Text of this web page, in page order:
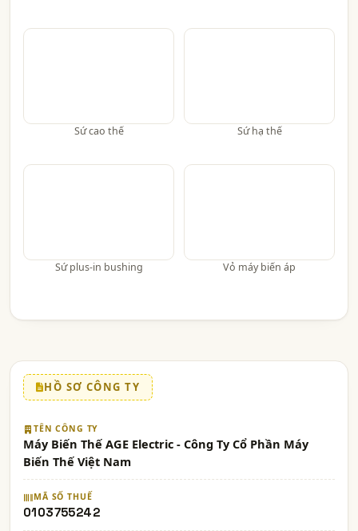
Sứ cao thế Sứ hạ thế
Sứ plus-in bushing Vỏ máy biến áp
HỒ SƠ CÔNG TY
TÊN CÔNG TY
Máy Biến Thế AGE Electric - Công Ty Cổ Phần Máy
Biến Thế Việt Nam
MÃ SỐ THUẾ
0103755242